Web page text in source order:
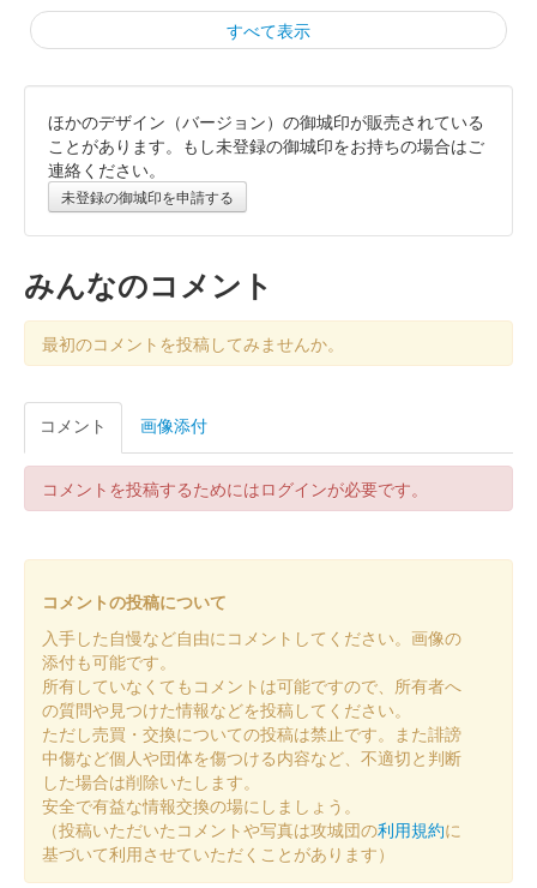
すべて表示
安中城 御城印 板倉家版
安中城 御城印 板倉氏令和七年夏限定版
安中城 御城印 武田氏令和七年夏限定
安中城 御城印
安中城 御城印
安中城 御城印
安中城 御城印 徳川譜代冬限定御城印
安中城 御城印 安中氏冬版
ほかのデザイン（バージョン）の御城印が販売されている
ことがあります。もし未登録の御城印をお持ちの場合はご
連絡ください。
未登録の御城印を申請する
みんなのコメント
最初のコメントを投稿してみませんか。
コメント 画像添付
コメントを投稿するためにはログインが必要です。
コメントの投稿について
入手した自慢など自由にコメントしてください。画像の
添付も可能です。
所有していなくてもコメントは可能ですので、所有者へ
の質問や見つけた情報などを投稿してください。
ただし売買・交換についての投稿は禁止です。また誹謗
中傷など個人や団体を傷つける内容など、不適切と判断
した場合は削除いたします。
安全で有益な情報交換の場にしましょう。
（投稿いただいたコメントや写真は攻城団の利用規約に
基づいて利用させていただくことがあります）